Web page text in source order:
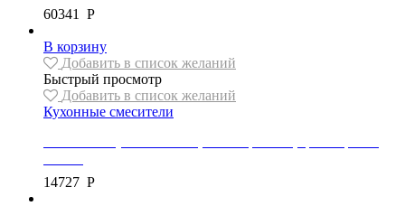
60341 Р
В корзину
Добавить в список желаний
Быстрый просмотр
Добавить в список желаний
Кухонные смесители
14727 Р